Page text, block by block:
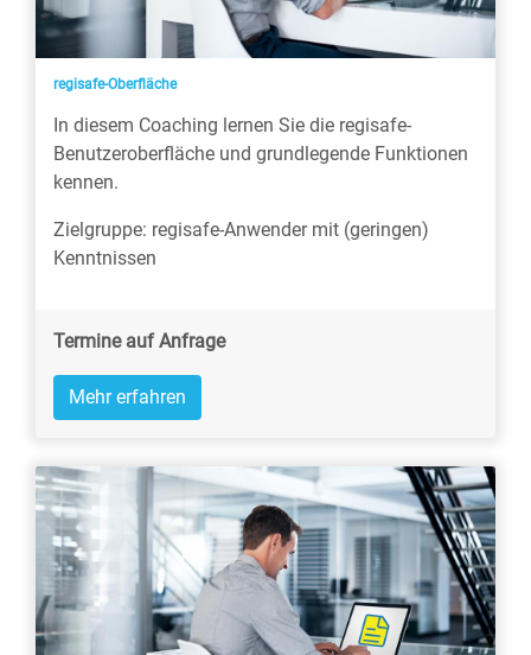
regisafe-Oberfläche
In diesem Coaching lernen Sie die regisafe-
Benutzeroberfläche und grundlegende Funktionen
kennen.
Zielgruppe: regisafe-Anwender mit (geringen)
Kenntnissen
Termine auf Anfrage
Mehr erfahren